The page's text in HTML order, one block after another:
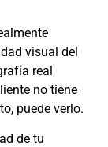
visual del
real
no tiene
puede verlo.
de tu